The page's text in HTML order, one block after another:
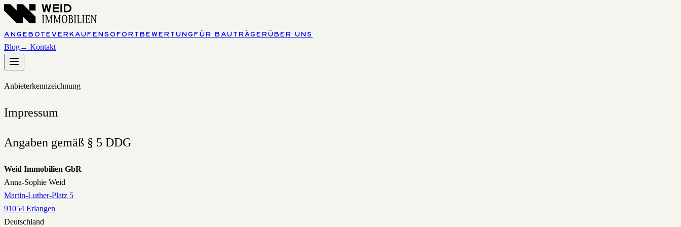
ANGEBOTE VERKAUFENSOFORTBEWERTUNG FÜR BAUTRÄGERÜBER UNS
Blog→ Kontakt
Anbieterkennzeichnung
Impressum
Angaben gemäß § 5 DDG
Weid Immobilien GbR
Anna-Sophie Weid
Martin-Luther-Platz 5
91054 Erlangen
Deutschland